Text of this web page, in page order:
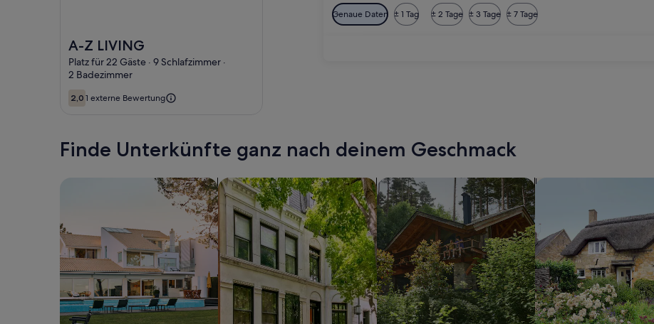
Genaue Daten ± 1 Tag ± 2 Tage ± 3 Tage ± 7 Tage
A-Z LIVING
Platz für 22 Gäste · 9 Schlafzimmer ·
2 Badezimmer
2,02,0 von 10
1 externe Bewertung
Finde Unterkünfte ganz nach deinem Geschmack
Suche nach Ferienhäusern Suche nach Ferienwohnungen oder Apartments
Suche nach Ferienhütten Suche nach Landhäusern